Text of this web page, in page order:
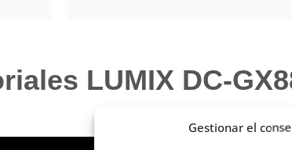
Gestionar el
LUMIX DC-